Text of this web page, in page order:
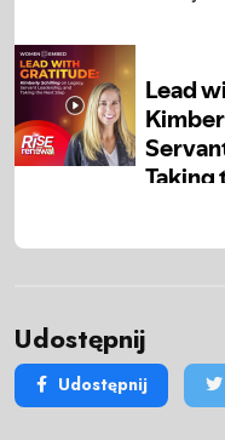
Udostępnij
Udostępnij